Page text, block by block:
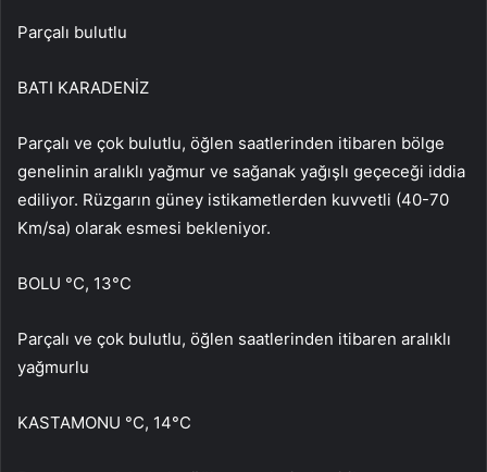
Parçalı bulutlu
BATI KARADENİZ
Parçalı ve çok bulutlu, öğlen saatlerinden itibaren bölge
genelinin aralıklı yağmur ve sağanak yağışlı geçeceği iddia
ediliyor. Rüzgarın güney istikametlerden kuvvetli (40-70
Km/sa) olarak esmesi bekleniyor.
BOLU °C, 13°C
Parçalı ve çok bulutlu, öğlen saatlerinden itibaren aralıklı
yağmurlu
KASTAMONU °C, 14°C